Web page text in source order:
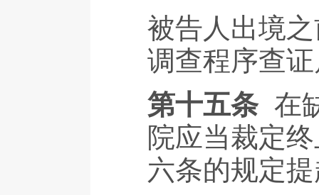
被告人出境
调查程序查
第十五条 在
院应当裁定
六条的规定